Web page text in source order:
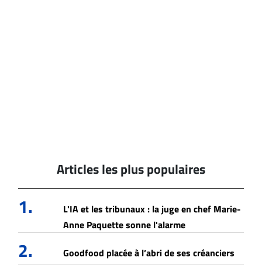
Articles les plus populaires
1.
L'IA et les tribunaux : la juge en chef Marie-
Anne Paquette sonne l'alarme
2. Goodfood placée à l’abri de ses créanciers